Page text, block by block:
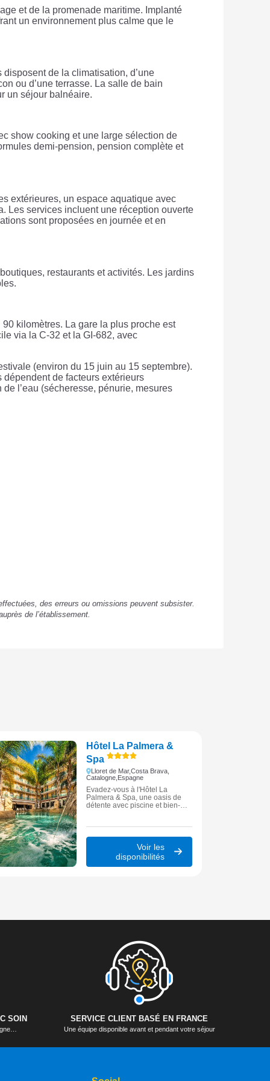
et de la promenade maritime. Implanté
un environnement plus calme que le
de la climatisation, d’une
ou d’une terrasse. La salle de bain
un séjour balnéaire.
show cooking et une large sélection de
demi-pension, pension complète et
extérieures, un espace aquatique avec
Les services incluent une réception ouverte
sont proposées en journée et en
restaurants et activités. Les jardins
kilomètres. La gare la plus proche est
via la C-32 et la GI-682, avec
(environ du 15 juin au 15 septembre).
de facteurs extérieurs
l’eau (sécheresse, pénurie, mesures
des erreurs ou omissions peuvent subsister.
de l’établissement.
Hôtel La Palmera &
Spa
Lloret de Mar,Costa Brava,
Catalogne, Espagne
Évadez-vous à l'Hôtel La
Palmera & Spa, une oasis de
détente avec piscine et bien-
plages dorées de la Costa
Brava.
Voir les
disponibilités
SOIN SERVICE CLIENT BASÉ EN FRANCE
Une équipe disponible avant et pendant votre séjour